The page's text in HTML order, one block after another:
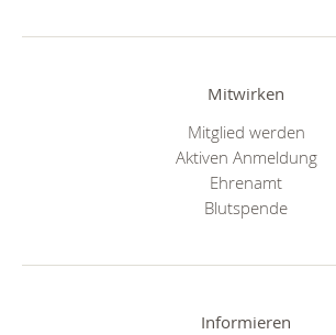
Mitwirken
Mitglied werden
Aktiven Anmeldung
Ehrenamt
Blutspende
Informieren